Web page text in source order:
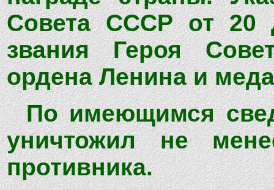
Совета СССР от 20
звания Героя
ордена Ленина и
По имеющимся
уничтожил не
противника.